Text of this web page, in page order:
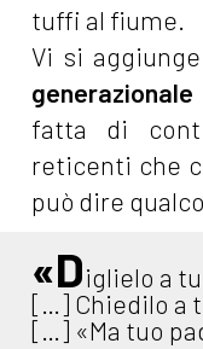
tuffi al fiume.
Vi si
fatta di
reticenti che
può dire
«Diglielo a
[…] Chiedilo a
[…] «Ma tuo